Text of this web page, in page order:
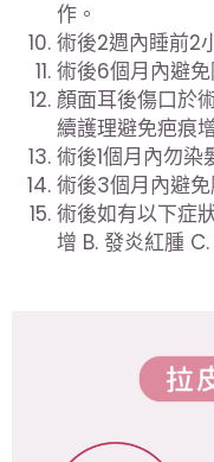
作。
術後2週內睡前2
術後6個月內避
顏面耳後傷口於
續護理避免疤痕
術後1個月內勿染
術後3個月內避
術後如有以下症
增 B. 發炎紅腫